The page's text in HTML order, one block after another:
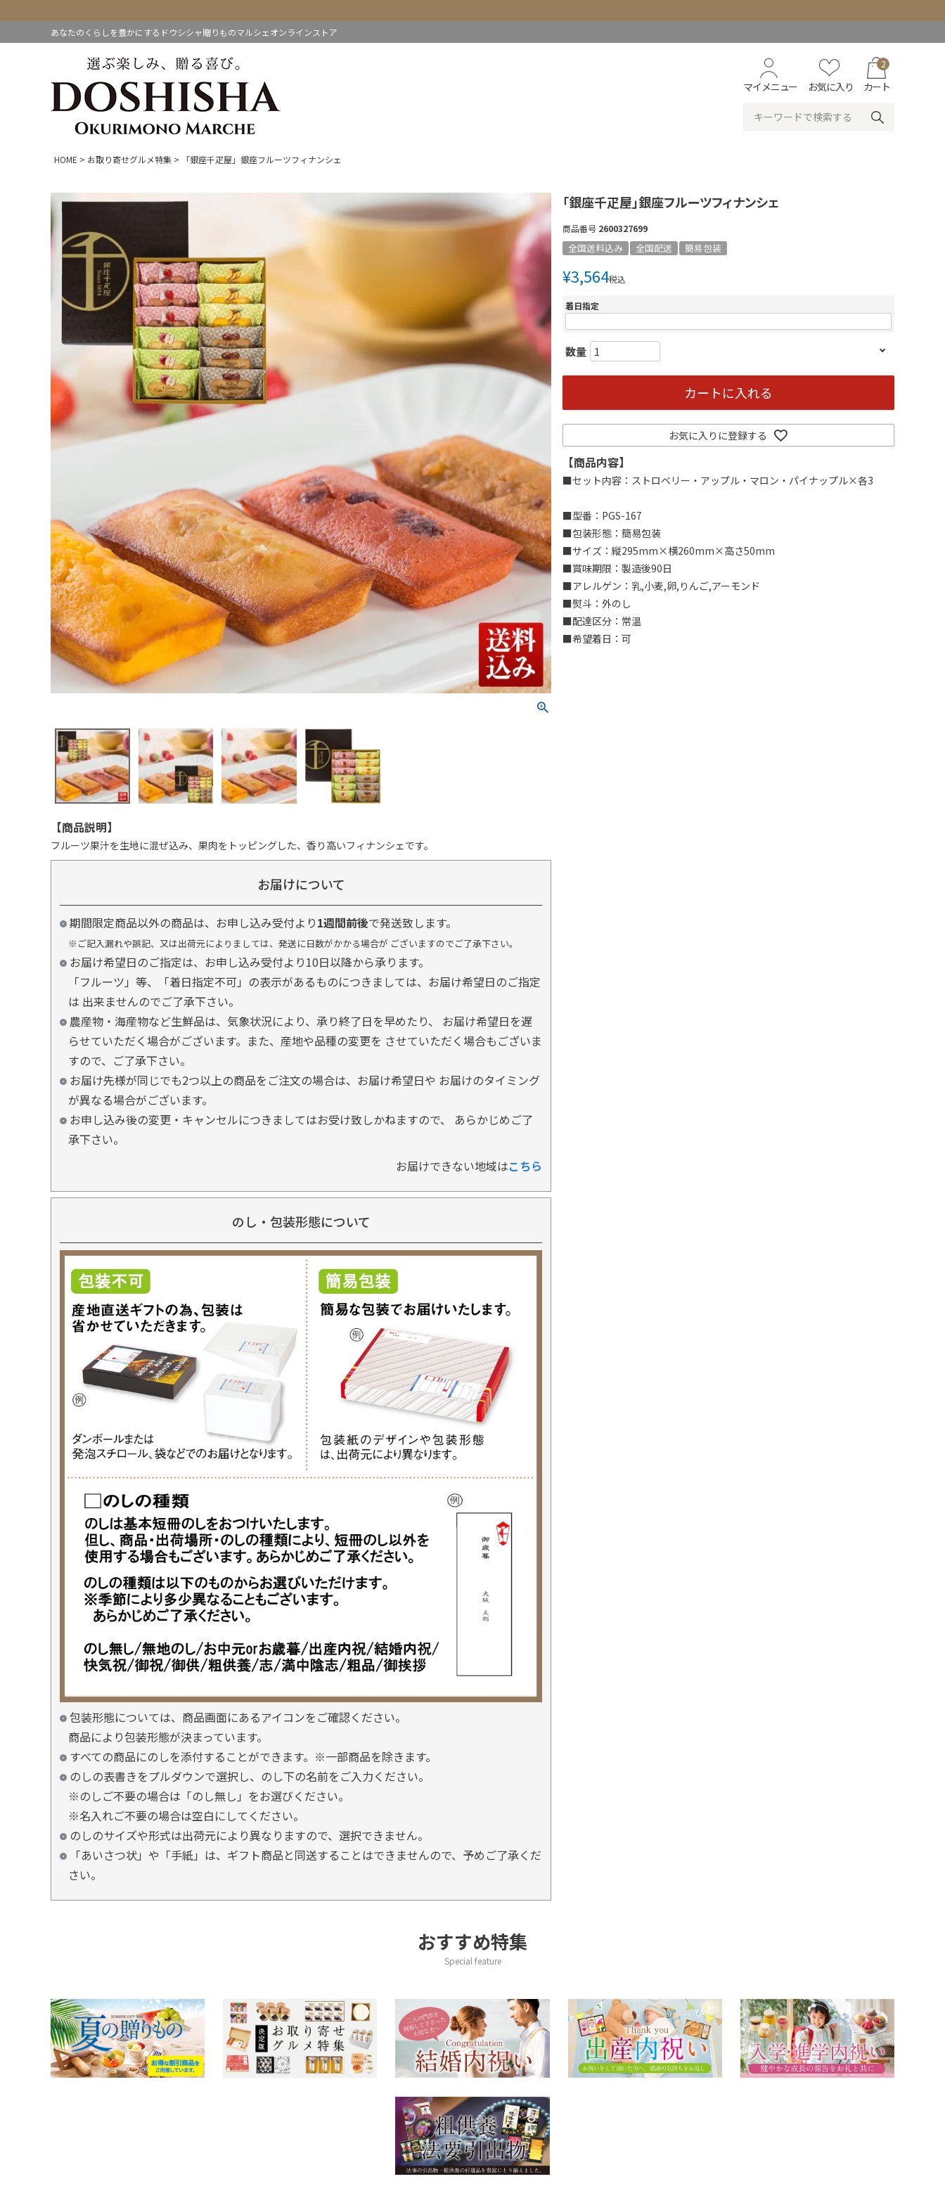
あなたのくらしを豊かにするドウシシャ贈りものマルシェオンラインストア
マイメニュー お気に入り
2
カート
HOME お取り寄せグルメ特集 「銀座千疋屋」銀座フルーツフィナンシェ
【商品説明】
フルーツ果汁を生地に混ぜ込み、果肉をトッピングした、香り高いフィナンシェです。
お届けについて
期間限定商品以外の商品は、お申し込み受付より1週間前後で発送致します。
※ご記入漏れや誤記、又は出荷元によりましては、発送に日数がかかる場合が ございますのでご了承下さい。
お届け希望日のご指定は、お申し込み受付より10日以降から承ります。
「フルーツ」等、「着日指定不可」の表示があるものにつきましては、お届け希望日のご指定
は 出来ませんのでご了承下さい。
農産物・海産物など生鮮品は、気象状況により、承り終了日を早めたり、 お届け希望日を遅
らせていただく場合がございます。また、産地や品種の変更を させていただく場合もございま
すので、ご了承下さい。
お届け先様が同じでも2つ以上の商品をご注文の場合は、お届け希望日や お届けのタイミング
が異なる場合がございます。
お申し込み後の変更・キャンセルにつきましてはお受け致しかねますので、 あらかじめご了
承下さい。
お届けできない地域はこちら
のし・包装形態について
包装形態については、商品画面にあるアイコンをご確認ください。
商品により包装形態が決まっています。
すべての商品にのしを添付することができます。※一部商品を除きます。
のしの表書きをプルダウンで選択し、のし下の名前をご入力ください。
※のしご不要の場合は「のし無し」をお選びください。
※名入れご不要の場合は空白にしてください。
のしのサイズや形式は出荷元により異なりますので、選択できません。
「あいさつ状」や「手紙」は、ギフト商品と同送することはできませんので、予めご了承くだ
さい。
「銀座千疋屋」銀座フルーツフィナンシェ
商品番号 2600327699
全国送料込み 全国配送 簡易包装
¥3,564税込
着日指定
カートに入れる
お気に入りに登録する
【商品内容】
■セット内容：ストロベリー・アップル・マロン・パイナップル×各3
■型番：PGS-167
■包装形態：簡易包装
■サイズ：縦295mm×横260mm×高さ50mm
■賞味期限：製造後90日
■アレルゲン：乳,小麦,卵,りんご,アーモンド
■熨斗：外のし
■配達区分：常温
■希望着日：可
おすすめ特集
Special feature